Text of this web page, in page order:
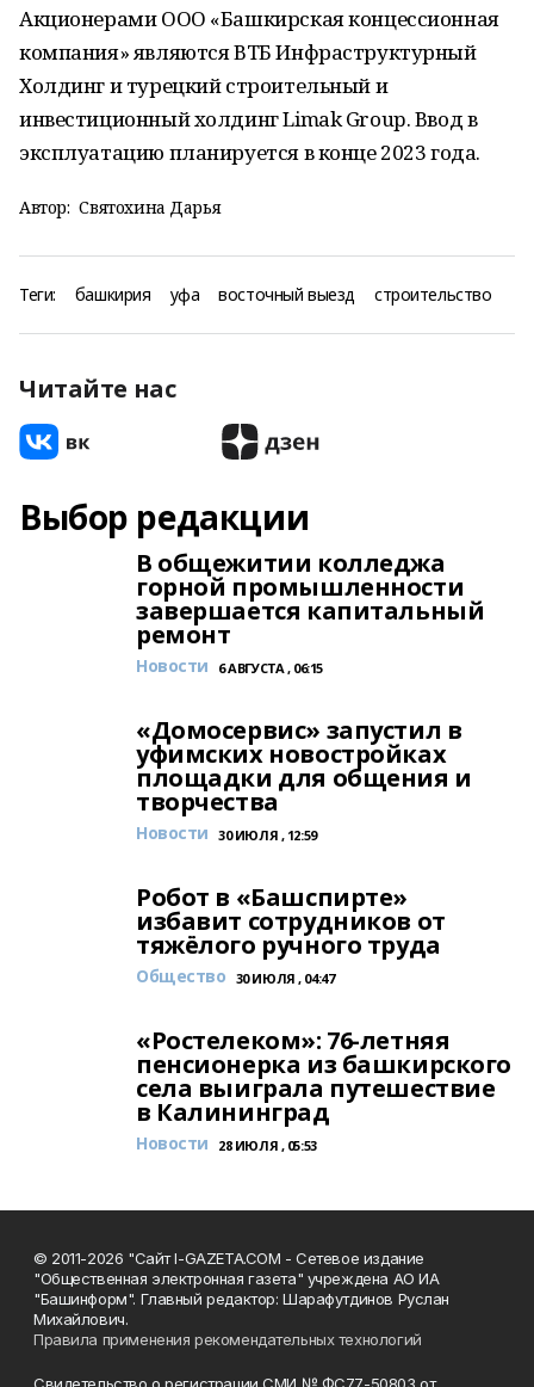
Акционерами ООО «Башкирская концессионная
компания» являются ВТБ Инфраструктурный
Холдинг и турецкий строительный и
инвестиционный холдинг Limak Group. Ввод в
эксплуатацию планируется в конце 2023 года.
Автор: Святохина Дарья
Теги: башкирия уфа восточный выезд строительство
Читайте нас
Выбор редакции
В общежитии колледжа
горной промышленности
завершается капитальный
ремонт
Новости 6 АВГУСТА , 06:15
«Домосервис» запустил в
уфимских новостройках
площадки для общения и
творчества
Новости 30 ИЮЛЯ , 12:59
Робот в «Башспирте»
избавит сотрудников от
тяжёлого ручного труда
Общество 30 ИЮЛЯ , 04:47
«Ростелеком»: 76-летняя
пенсионерка из башкирского
села выиграла путешествие
в Калининград
Новости 28 ИЮЛЯ , 05:53
© 2011-2026 "Сайт I-GAZETA.COM - Сетевое издание
"Общественная электронная газета" учреждена АО ИА
"Башинформ". Главный редактор: Шарафутдинов Руслан
Михайлович.
Правила применения рекомендательных технологий